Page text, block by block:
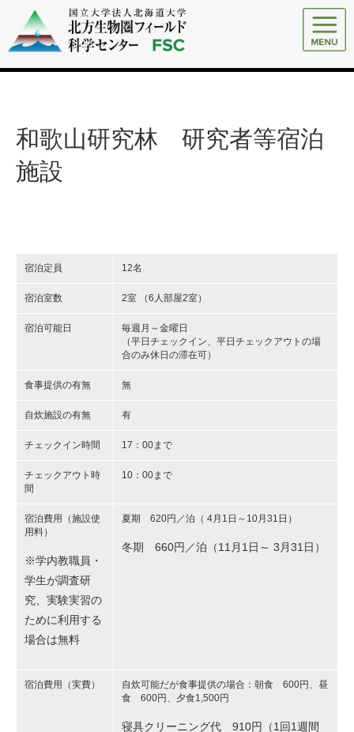
和歌山研究林 研究者等宿泊
施設
宿泊定員 12名
宿泊室数 2室 （6人部屋2室）
宿泊可能日
毎週月～金曜日
（平日チェックイン、平日チェックアウトの場
合のみ休日の滞在可）
食事提供の有無 無
自炊施設の有無 有
チェックイン時間 17：00まで
チェックアウト時
間
10：00まで
宿泊費用（施設使
用料）
※学内教職員・
学生が調査研
究、実験実習の
ために利用する
場合は無料
夏期 620円／泊（ 4月1日～10月31日）
冬期 660円／泊（11月1日～ 3月31日）
宿泊費用（実費）
自炊可能だが食事提供の場合：朝食 600円、昼
食 600円、夕食1,500円
寝具クリーニング代 910円（1回1週間